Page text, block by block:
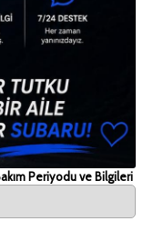
Periyodu ve Bilgileri